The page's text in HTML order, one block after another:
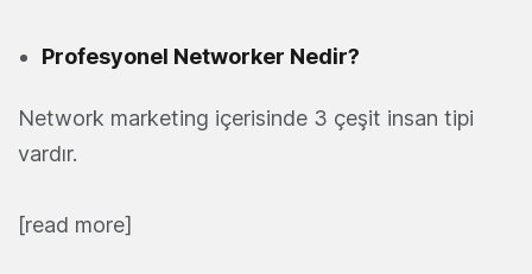
Profesyonel Networker Nedir?
Network marketing içerisinde 3 çeşit insan tipi
vardır.
[read more]